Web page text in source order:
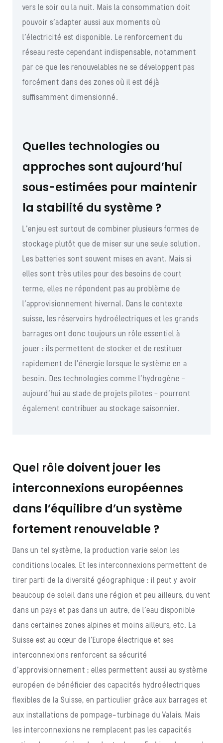
vers le soir ou la nuit. Mais la consommation doit
pouvoir s’adapter aussi aux moments où
l’électricité est disponible. Le renforcement du
réseau reste cependant indispensable, notamment
par ce que les renouvelables ne se développent pas
forcément dans des zones où il est déjà
suffisamment dimensionné.
Quelles technologies ou
approches sont aujourd’hui
sous-estimées pour maintenir
la stabilité du système ?
L’enjeu est surtout de combiner plusieurs formes de
stockage plutôt que de miser sur une seule solution.
Les batteries sont souvent mises en avant. Mais si
elles sont très utiles pour des besoins de court
terme, elles ne répondent pas au problème de
l’approvisionnement hivernal. Dans le contexte
suisse, les réservoirs hydroélectriques et les grands
barrages ont donc toujours un rôle essentiel à
jouer : ils permettent de stocker et de restituer
rapidement de l’énergie lorsque le système en a
besoin. Des technologies comme l’hydrogène –
aujourd’hui au stade de projets pilotes – pourront
également contribuer au stockage saisonnier.
Quel rôle doivent jouer les
interconnexions européennes
dans l’équilibre d’un système
fortement renouvelable ?
Dans un tel système, la production varie selon les
conditions locales. Et les interconnexions permettent de
tirer parti de la diversité géographique : il peut y avoir
beaucoup de soleil dans une région et peu ailleurs, du vent
dans un pays et pas dans un autre, de l’eau disponible
dans certaines zones alpines et moins ailleurs, etc. La
Suisse est au cœur de l’Europe électrique et ses
interconnexions renforcent sa sécurité
d’approvisionnement ; elles permettent aussi au système
européen de bénéficier des capacités hydroélectriques
flexibles de la Suisse, en particulier grâce aux barrages et
aux installations de pompage-turbinage du Valais. Mais
les interconnexions ne remplacent pas les capacités